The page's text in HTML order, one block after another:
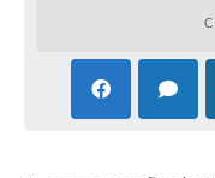
Perguntas e respostas